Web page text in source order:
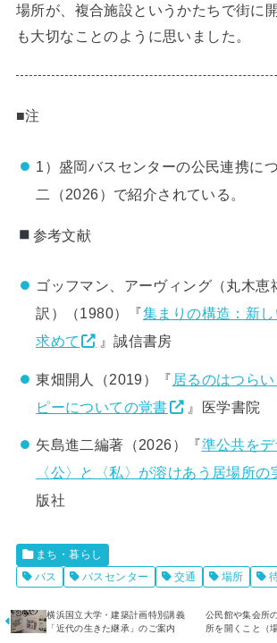
場所が、複合施設というかたちで街に
も大切なことのように思いました。
■注
1）盛岡バスセンターの公民連携に
二（2026）で紹介されている。
参考文献
ゴッフマン、アーヴィング（丸木
訳）（1980）『集まりの構造：新
求めて
』誠信書房
東畑開人（2019）『 居るのはつら
ピーについての覚書
』医学書院
矢島進二編著（2026）『準公共をデ
〈公〉と〈私〉が溶けあう居場所の
版社
まち・暮らし
バス
バスセンター 交通 場所
横浜国立大学・建築計画特別講義
「近代の生きた継承」のご案内
公民館や集会所
所を開くこと（